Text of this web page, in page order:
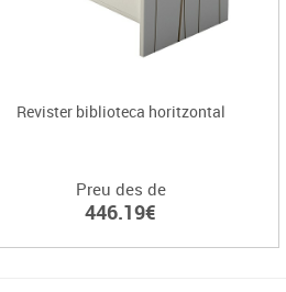
Revister biblioteca horitzontal
Preu des de
446.19€